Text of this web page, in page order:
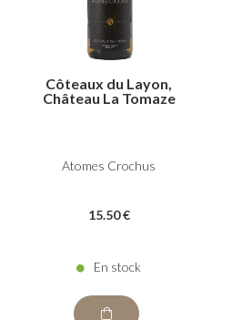
Côteaux du Layon,
Château La Tomaze
Atomes Crochus
15.50 €
En stock